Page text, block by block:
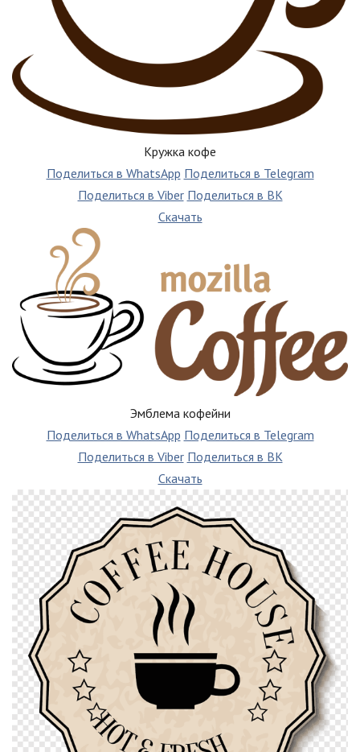
Кружка кофе
Поделиться в WhatsApp Поделиться в Telegram
Поделиться в Viber Поделиться в ВК
Скачать
Эмблема кофейни
Поделиться в WhatsApp Поделиться в Telegram
Поделиться в Viber Поделиться в ВК
Скачать